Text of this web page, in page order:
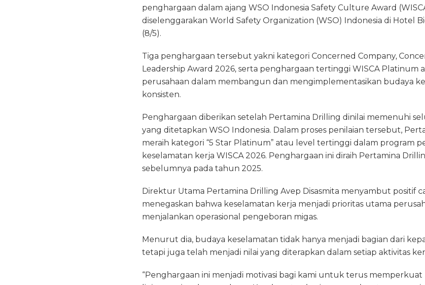
e
b
o
k
te ts
p
g a l
t
l
penghargaan dalam ajang WSO Indonesia Safety Culture Award
diselenggarakan World Safety Organization (WSO) Indonesia di Hotel
(8/5).
Tiga penghargaan tersebut yakni kategori Concerned Company,
Leadership Award 2026, serta penghargaan tertinggi WISCA Platinum
perusahaan dalam membangun dan mengimplementasikan budaya
konsisten.
Penghargaan diberikan setelah Pertamina Drilling dinilai memenuhi
yang ditetapkan WSO Indonesia. Dalam proses penilaian tersebut,
meraih kategori “5 Star Platinum” atau level tertinggi dalam program
keselamatan kerja WISCA 2026. Penghargaan ini diraih Pertamina
sebelumnya pada tahun 2025.
Direktur Utama Pertamina Drilling Avep Disasmita menyambut positif
menegaskan bahwa keselamatan kerja menjadi prioritas utama
menjalankan operasional pengeboran migas.
Menurut dia, budaya keselamatan tidak hanya menjadi bagian dari
tetapi juga telah menjadi nilai yang diterapkan dalam setiap aktivitas
“Penghargaan ini menjadi motivasi bagi kami untuk terus memperkuat